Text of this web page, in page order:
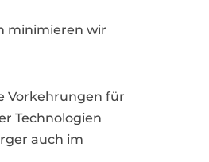
minimieren wir
Vorkehrungen für
Technologien
auch im